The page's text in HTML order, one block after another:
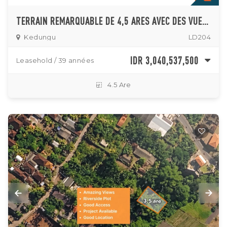
TERRAIN REMARQUABLE DE 4,5 ARES AVEC DES VUES INCROYABLES ET UN BAIL LONG À KEDUNGU
Kedungu LD204
Leasehold / 39 années IDR 3,040,537,500
4.5 Are